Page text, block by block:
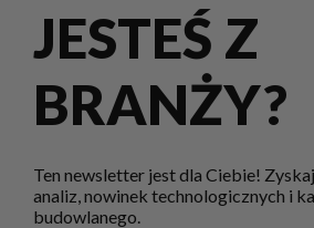
JESTEŚ Z
BRANŻY?
Ten newsletter jest dla Ciebie!
analiz, nowinek technologicznych i
budowlanego.